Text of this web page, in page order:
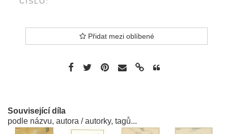
Přidat mezi oblíbené
Související díla
podle názvu, autora / autorky, tagů...